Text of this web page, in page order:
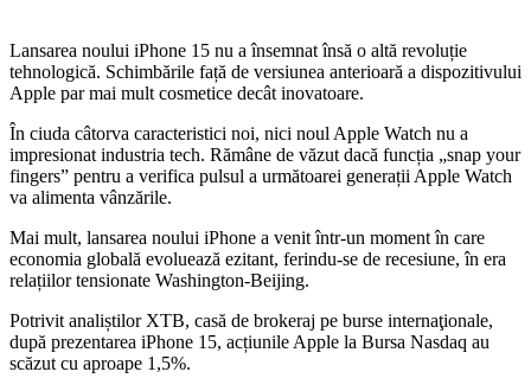
Lansarea noului iPhone 15 nu a însemnat însă o altă revoluție
tehnologică. Schimbările față de versiunea anterioară a dispozitivului
Apple par mai mult cosmetice decât inovatoare.
În ciuda câtorva caracteristici noi, nici noul Apple Watch nu a
impresionat industria tech. Rămâne de văzut dacă funcția „snap your
fingers” pentru a verifica pulsul a următoarei generații Apple Watch
va alimenta vânzările.
Mai mult, lansarea noului iPhone a venit într-un moment în care
economia globală evoluează ezitant, ferindu-se de recesiune, în era
relațiilor tensionate Washington-Beijing.
Potrivit analiștilor XTB, casă de brokeraj pe burse internaţionale,
după prezentarea iPhone 15, acțiunile Apple la Bursa Nasdaq au
scăzut cu aproape 1,5%.